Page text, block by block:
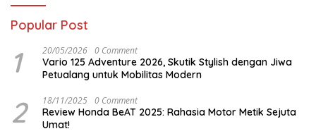
Popular Post
1 20/05/2026 0 Comment
Vario 125 Adventure 2026, Skutik Stylish dengan Jiwa
Petualang untuk Mobilitas Modern
2 18/11/2025 0 Comment
Review Honda BeAT 2025: Rahasia Motor Metik Sejuta
Umat!